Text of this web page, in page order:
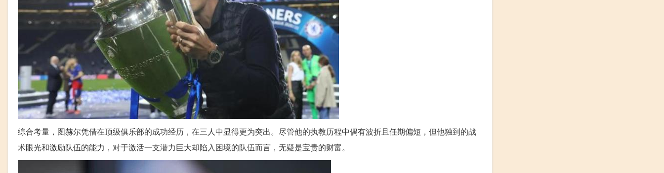
综合考量，图赫尔凭借在顶级俱乐部的成功经历，在三人中显得更为突出。尽管他的执教历程中偶有波折且任期偏短，但他独到的战
术眼光和激励队伍的能力，对于激活一支潜力巨大却陷入困境的队伍而言，无疑是宝贵的财富。